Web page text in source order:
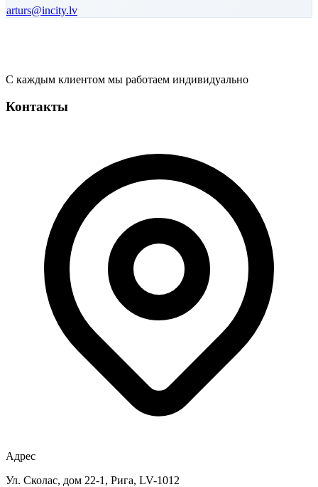
arturs@incity.lv
С каждым клиентом мы работаем индивидуально
Контакты
Адрес
Ул. Сколас, дом 22-1, Рига, LV-1012